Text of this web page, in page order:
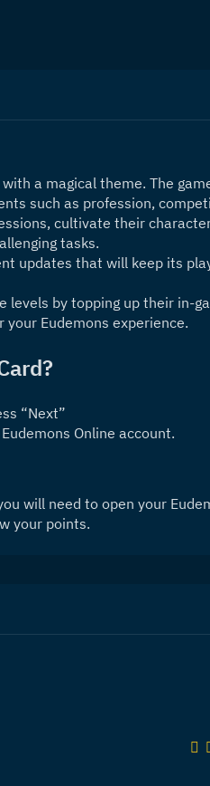
a magical theme. The
such as profession,
cultivate their
tasks.
updates that will keep its
levels by topping up their in-
Eudemons experience.
“Next”
Online account.
will need to open your
your points.